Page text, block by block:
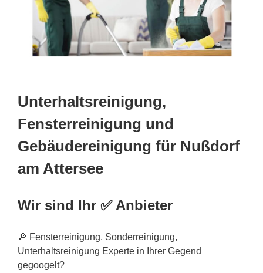
Unterhaltsreinigung,
Fensterreinigung und
Gebäudereinigung für Nußdorf
am Attersee
Wir sind Ihr ✅ Anbieter
🔎 Fensterreinigung, Sonderreinigung,
Unterhaltsreinigung Experte in Ihrer Gegend
gegoogelt?